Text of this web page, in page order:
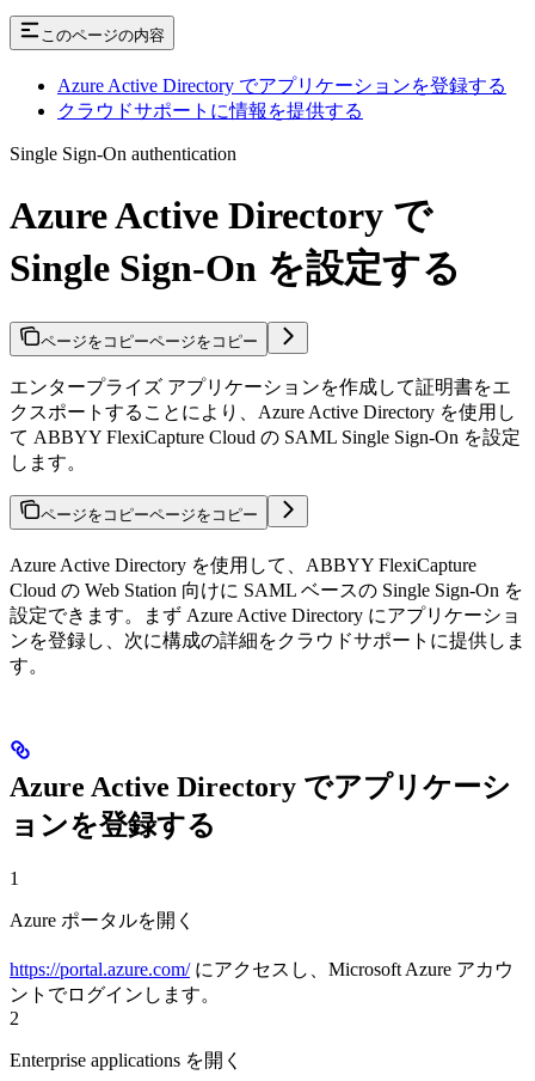
このページの内容
Azure Active Directory でアプリケーションを登録する
クラウドサポートに情報を提供する
Single Sign-On authentication
Azure Active Directory で
Single Sign-On を設定する
ページをコピーページをコピー
エンタープライズ アプリケーションを作成して証明書をエ
クスポートすることにより、Azure Active Directory を使用し
て ABBYY FlexiCapture Cloud の SAML Single Sign-On を設定
します。
ページをコピーページをコピー
Azure Active Directory を使用して、ABBYY FlexiCapture
Cloud の Web Station 向けに SAML ベースの Single Sign-On を
設定できます。まず Azure Active Directory にアプリケーショ
ンを登録し、次に構成の詳細をクラウドサポートに提供しま
す。
Azure Active Directory でアプリケーシ
ョンを登録する
1
Azure ポータルを開く
https://portal.azure.com/にアクセスし、Microsoft Azure アカウ
ントでログインします。
2
Enterprise applications を開く